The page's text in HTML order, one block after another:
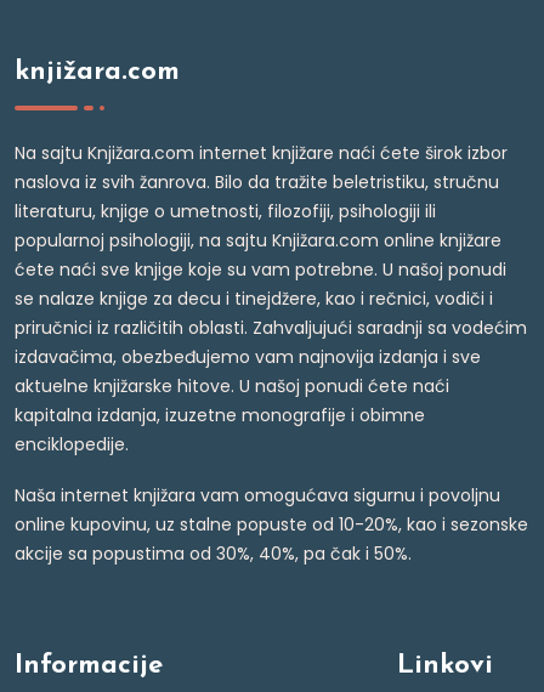
knjižara.com
Na sajtu Knjižara.com internet knjižare naći ćete širok izbor
naslova iz svih žanrova. Bilo da tražite beletristiku, stručnu
literaturu, knjige o umetnosti, filozofiji, psihologiji ili
popularnoj psihologiji, na sajtu Knjižara.com online knjižare
ćete naći sve knjige koje su vam potrebne. U našoj ponudi
se nalaze knjige za decu i tinejdžere, kao i rečnici, vodiči i
priručnici iz različitih oblasti. Zahvaljujući saradnji sa vodećim
izdavačima, obezbeđujemo vam najnovija izdanja i sve
aktuelne knjižarske hitove. U našoj ponudi ćete naći
kapitalna izdanja, izuzetne monografije i obimne
enciklopedije.
Naša internet knjižara vam omogućava sigurnu i povoljnu
online kupovinu, uz stalne popuste od 10-20%, kao i sezonske
akcije sa popustima od 30%, 40%, pa čak i 50%.
Informacije Linkovi